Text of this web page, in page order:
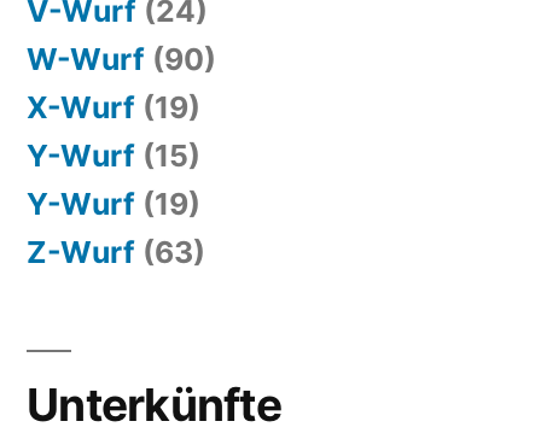
V-Wurf (24)
W-Wurf (90)
X-Wurf (19)
Y-Wurf (15)
Y-Wurf (19)
Z-Wurf (63)
Unterkünfte